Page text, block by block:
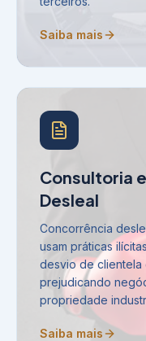
Saiba mais
Consultoria
Desleal
Concorrência
usam práticas
desvio de clientela
prejudicando
propriedade
Saiba mais